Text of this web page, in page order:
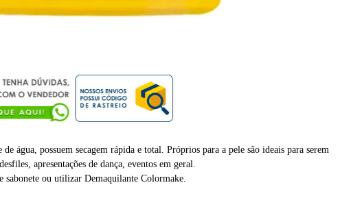
água, possuem secagem rápida e total. Próprios para a pele são ideais para serem
apresentações de dança, eventos em geral.
sabonete ou utilizar Demaquilante Colormake.